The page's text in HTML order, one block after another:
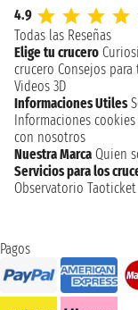
4.9
Todas las Reseñas
Elige tu crucero
crucero Consejos para
Videos 3D
Informaciones Utiles
Informaciones cookies
con nosotros
Nuestra Marca Quien
Servicios para los
Observatorio Taoticket
Pagos